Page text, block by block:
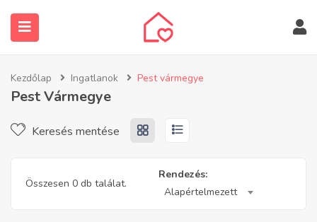
Kezdőlap Ingatlanok Pest vármegye
Pest Vármegye
Keresés mentése
Összesen 0 db találat.
Rendezés:
Alapértelmezett